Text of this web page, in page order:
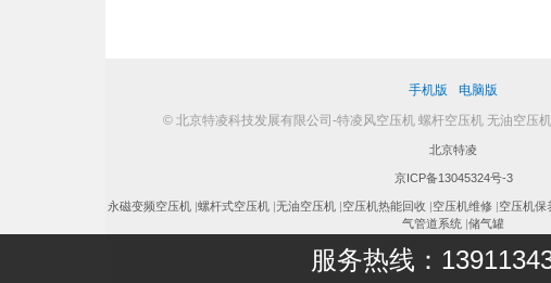
手机版
电脑版
© 北京特凌科技发展有限公司-特凌风空压机 螺杆空压机 无油空压
北京特凌
京ICP备13045324号-3
永磁变频空压机|螺杆式空压机|无油空压机|空压机热能回收 |空压机维修|空压机保
气管道系统 |储气罐
服务热线：